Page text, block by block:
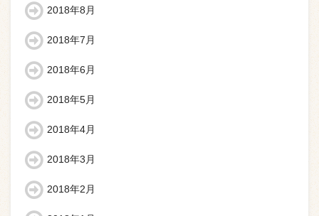
2018年8月
2018年7月
2018年6月
2018年5月
2018年4月
2018年3月
2018年2月